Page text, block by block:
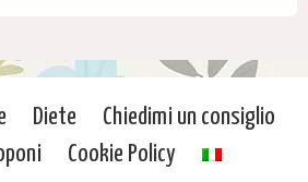
Diete
Chiedimi un consiglio
Cookie Policy